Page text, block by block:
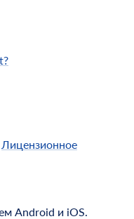
Лицензионное
Android и iOS.